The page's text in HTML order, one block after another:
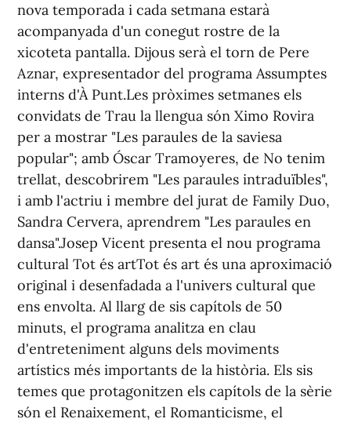
nova temporada i cada setmana estarà
acompanyada d'un conegut rostre de la
xicoteta pantalla. Dijous serà el torn de Pere
Aznar, expresentador del programa Assumptes
interns d'À Punt.Les pròximes setmanes els
convidats de Trau la llengua són Ximo Rovira
per a mostrar "Les paraules de la saviesa
popular"; amb Óscar Tramoyeres, de No tenim
trellat, descobrirem "Les paraules intraduïbles",
i amb l'actriu i membre del jurat de Family Duo,
Sandra Cervera, aprendrem "Les paraules en
dansa".Josep Vicent presenta el nou programa
cultural Tot és artTot és art és una aproximació
original i desenfadada a l'univers cultural que
ens envolta. Al llarg de sis capítols de 50
minuts, el programa analitza en clau
d'entreteniment alguns dels moviments
artístics més importants de la història. Els sis
temes que protagonitzen els capítols de la sèrie
són el Renaixement, el Romanticisme, el